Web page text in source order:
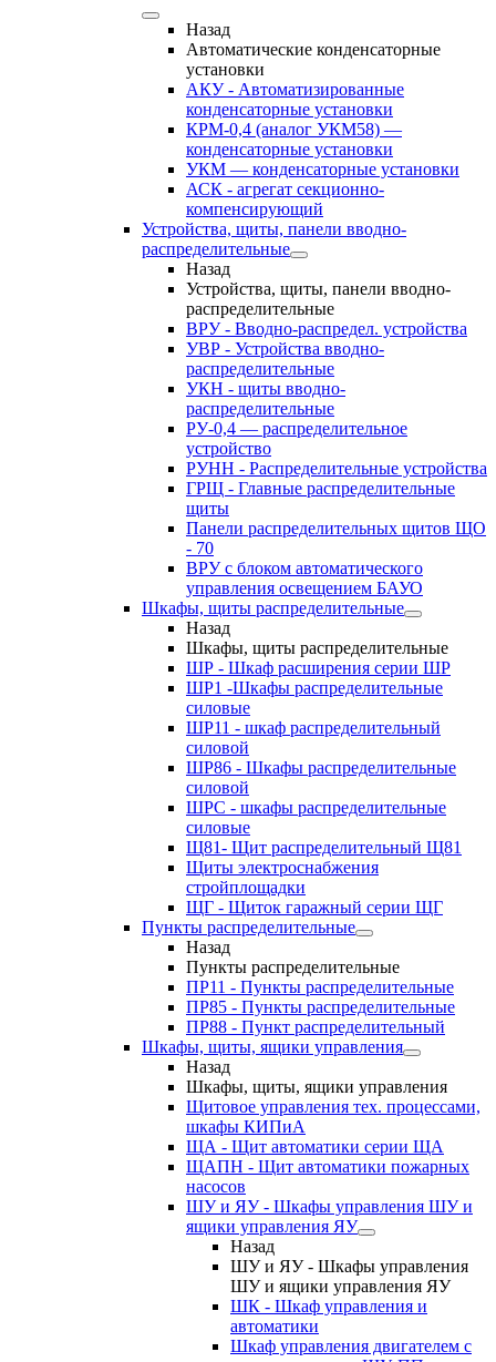
Назад
Автоматические конденсаторные
установки
АКУ - Автоматизированные
конденсаторные установки
КРМ-0,4 (аналог УКМ58) —
конденсаторные установки
УКМ — конденсаторные установки
АСК - агрегат секционно-
компенсирующий
Устройства, щиты, панели вводно-
распределительные
Назад
Устройства, щиты, панели вводно-
распределительные
ВРУ - Вводно-распредел. устройства
УВР - Устройства вводно-
распределительные
УКН - щиты вводно-
распределительные
РУ-0,4 — распределительное
устройство
РУНН - Распределительные устройства
ГРЩ - Главные распределительные
щиты
Панели распределительных щитов ЩО
- 70
ВРУ с блоком автоматического
управления освещением БАУО
Шкафы, щиты распределительные
Назад
Шкафы, щиты распределительные
ШР - Шкаф расширения серии ШР
ШР1 -Шкафы распределительные
силовые
ШР11 - шкаф распределительный
силовой
ШР86 - Шкафы распределительные
силовой
ШРС - шкафы распределительные
силовые
Щ81- Щит распределительный Щ81
Щиты электроснабжения
стройплощадки
ЩГ - Щиток гаражный серии ЩГ
Пункты распределительные
Назад
Пункты распределительные
ПР11 - Пункты распределительные
ПР85 - Пункты распределительные
ПР88 - Пункт распределительный
Шкафы, щиты, ящики управления
Назад
Шкафы, щиты, ящики управления
Щитовое управления тех. процессами,
шкафы КИПиА
ЩА - Щит автоматики серии ЩА
ЩАПН - Щит автоматики пожарных
насосов
ШУ и ЯУ - Шкафы управления ШУ и
ящики управления ЯУ
Назад
ШУ и ЯУ - Шкафы управления
ШУ и ящики управления ЯУ
ШК - Шкаф управления и
автоматики
Шкаф управления двигателем с